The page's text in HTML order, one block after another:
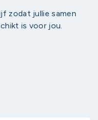
zodat jullie samen
is voor jou.